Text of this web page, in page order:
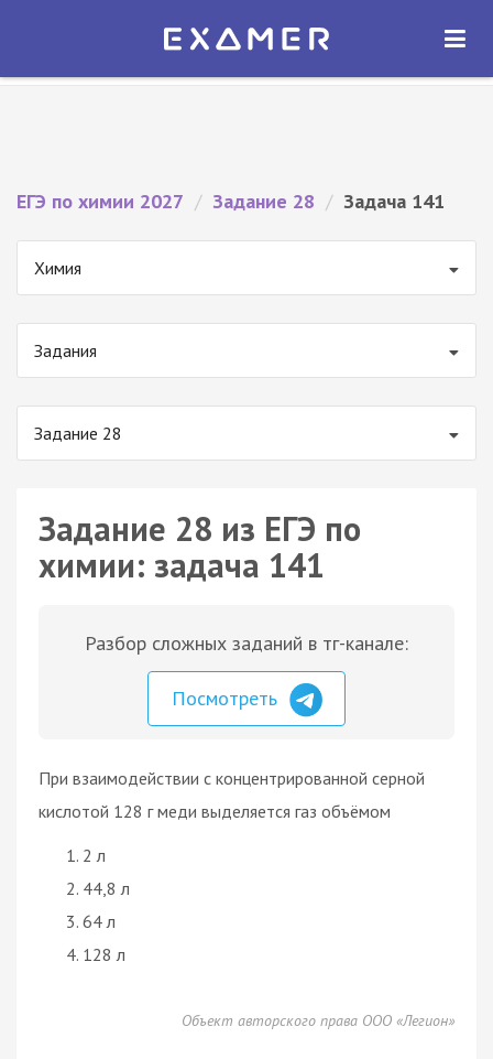
Экзамер — ЕГЭ 2027
ОТКРЫТЬ
ЕГЭ по химии 2027 / Задание 28 / Задача 141
Химия
Задания
Задание 28
Задание 28 из ЕГЭ по
химии: задача 141
Разбор сложных заданий в тг-канале:
Посмотреть
При взаимодействии с концентрированной серной
кислотой 128 г меди выделяется газ объёмом
2 л
44,8 л
64 л
128 л
Объект авторского права ООО «Легион»